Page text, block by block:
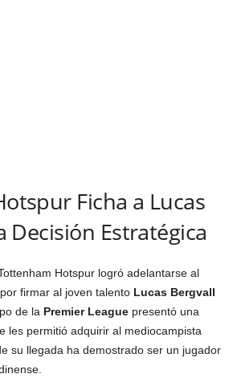
Ficha a Lucas
Decisión Estratégica
Tottenham Hotspur logró adelantarse al
firmar al joven talento Lucas Bergvall
de la Premier League presentó una
les permitió adquirir al mediocampista
su llegada ha demostrado ser un jugador